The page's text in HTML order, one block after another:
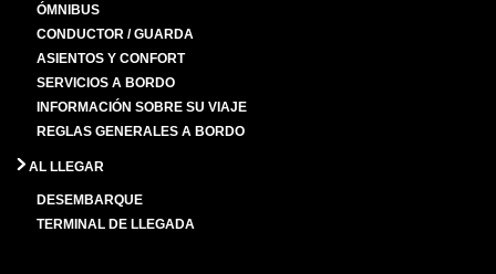
ÓMNIBUS
CONDUCTOR / GUARDA
ASIENTOS Y CONFORT
SERVICIOS A BORDO
INFORMACIÓN SOBRE SU VIAJE
REGLAS GENERALES A BORDO
AL LLEGAR
DESEMBARQUE
TERMINAL DE LLEGADA